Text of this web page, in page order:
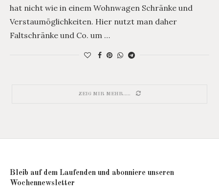
hat nicht wie in einem Wohnwagen Schränke und
Verstaumöglichkeiten. Hier nutzt man daher
Faltschränke und Co. um …
ZEIG MIR MEHR.....
Bleib auf dem Laufenden und abonniere unseren
Wochennewsletter